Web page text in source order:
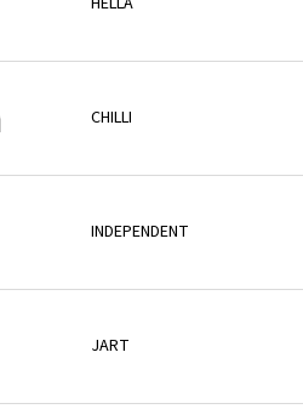
CHILLI
INDEPENDENT
JART